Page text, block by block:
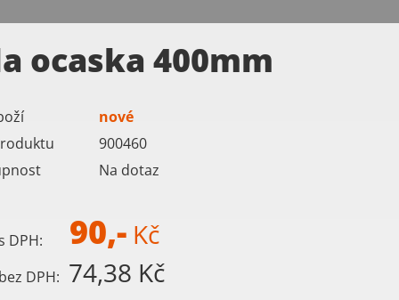
ocaska 400mm
nové
900460
Na dotaz
DPH: 90,- Kč
DPH: 74,38 Kč